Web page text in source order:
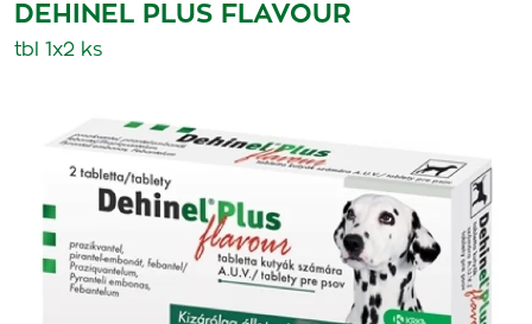
DEHINEL PLUS FLAVOUR
tbl 1x2 ks